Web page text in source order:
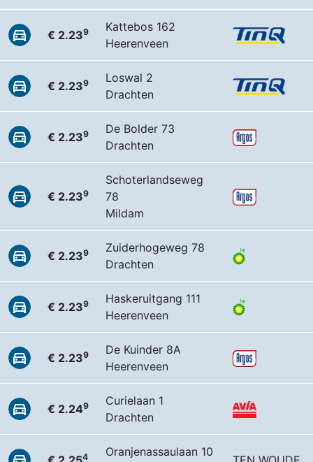
€ 2.239
Kattebos 162
Heerenveen
€ 2.239
Loswal 2
Drachten
€ 2.239
De Bolder 73
Drachten
€ 2.239
Schoterlandseweg
78
Mildam
€ 2.239
Zuiderhogeweg 78
Drachten
€ 2.239
Haskeruitgang 111
Heerenveen
€ 2.239
De Kuinder 8A
Heerenveen
€ 2.249
Curielaan 1
Drachten
4
Oranjenassaulaan 10